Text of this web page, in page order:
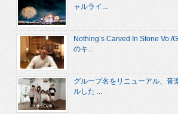
ャルライ...
Nothing’s Carved In Stone Vo./
のキ...
グループ名をリニューアル、音
ルした ...